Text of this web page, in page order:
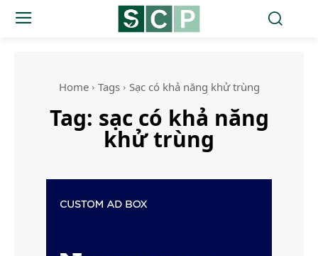
Home Tags Sạc có khả năng khử trùng
Tag: sạc có khả năng
khử trùng